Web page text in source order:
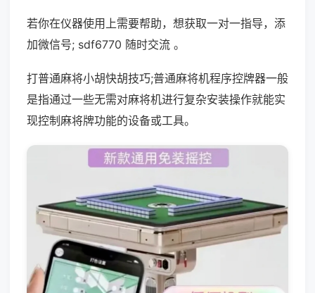
若你在仪器使用上需要帮助，想获取一对一指导，添
加微信号; sdf6770 随时交流 。
打普通麻将小胡快胡技巧;普通麻将机程序控牌器一般
是指通过一些无需对麻将机进行复杂安装操作就能实
现控制麻将牌功能的设备或工具。